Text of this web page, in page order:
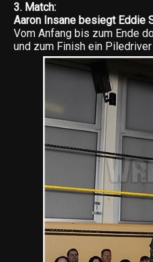
3. Match:
Aaron Insane besiegt Eddie
Vom Anfang bis zum Ende
und zum Finish ein